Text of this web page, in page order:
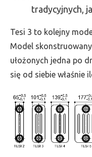
-
wys.
600,
szer.
2302
tradycyjnych,
Tesi 3 to kolejny
Model
ułożonych jedna po
się od siebie właśnie